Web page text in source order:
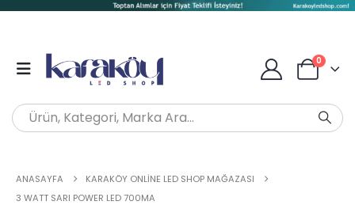
0
ANASAYFA
KARAKÖY ONLINE LED SHOP MAĞAZASI
3 WATT SARI POWER LED 700MA